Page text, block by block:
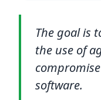
The goal is
the use of
software.